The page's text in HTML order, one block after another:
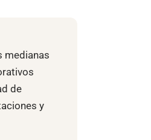
medianas
de
y